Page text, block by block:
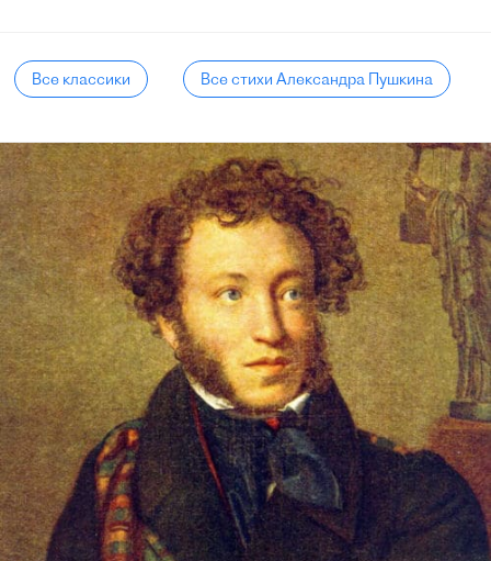
Все классики Все стихи Александра Пушкина